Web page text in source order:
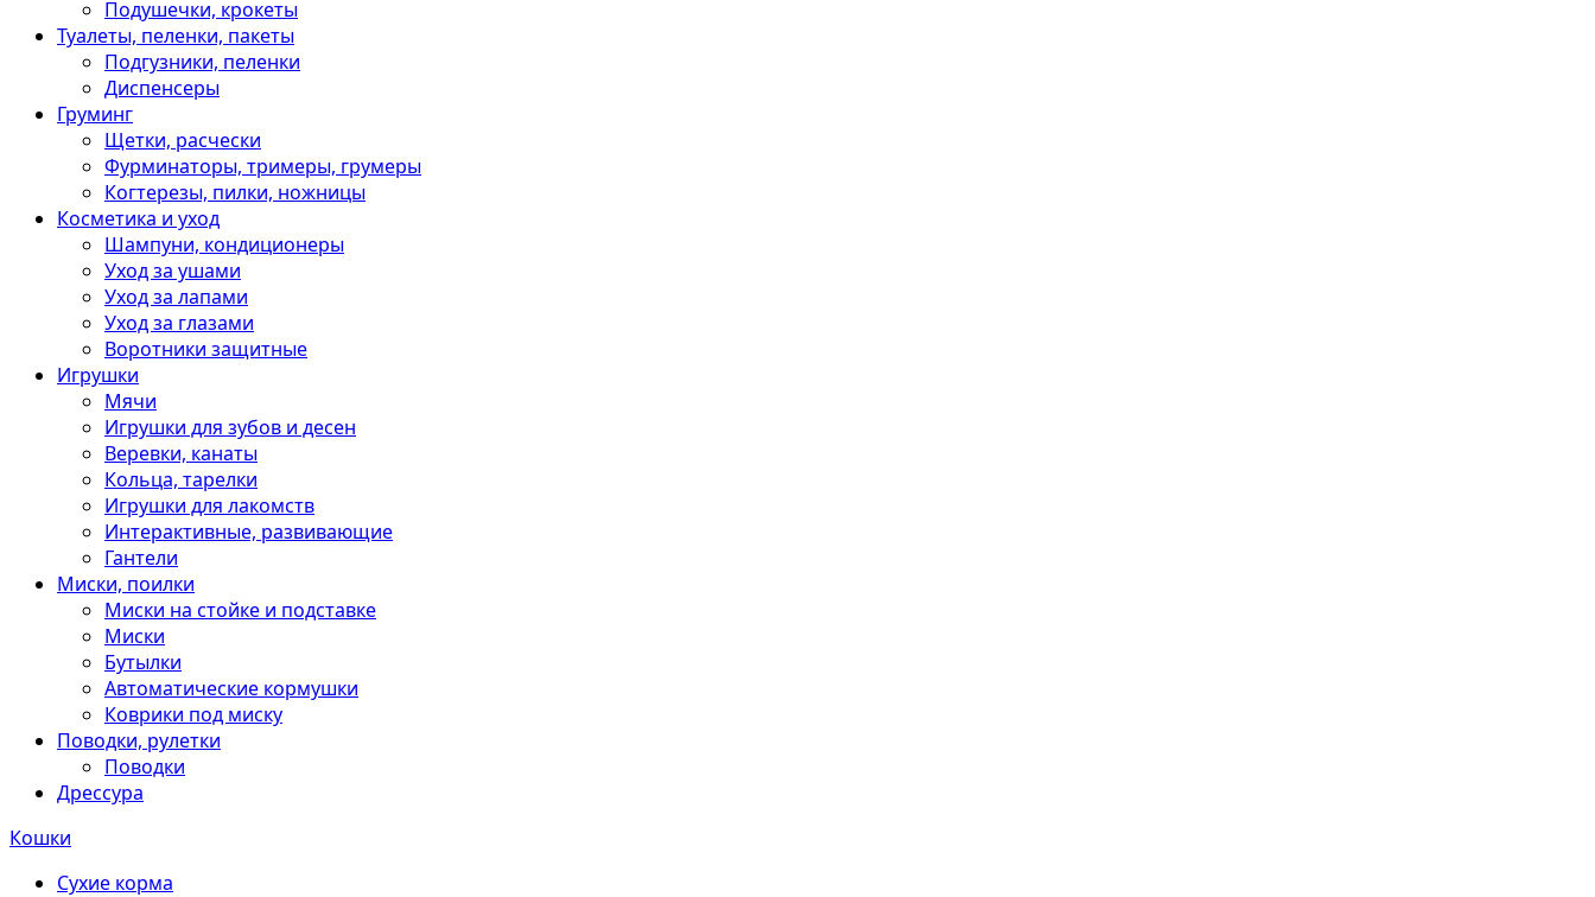
Подушечки, крокеты
Туалеты, пеленки, пакеты
Подгузники, пеленки
Диспенсеры
Груминг
Щетки, расчески
Фурминаторы, тримеры, грумеры
Когтерезы, пилки, ножницы
Косметика и уход
Шампуни, кондиционеры
Уход за ушами
Уход за лапами
Уход за глазами
Воротники защитные
Игрушки
Мячи
Игрушки для зубов и десен
Веревки, канаты
Кольца, тарелки
Игрушки для лакомств
Интерактивные, развивающие
Гантели
Миски, поилки
Миски на стойке и подставке
Миски
Бутылки
Автоматические кормушки
Коврики под миску
Поводки, рулетки
Поводки
Дрессура
Кошки
Сухие корма